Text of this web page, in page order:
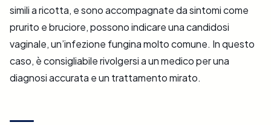
simili a ricotta, e sono accompagnate da sintomi come
prurito e bruciore, possono indicare una candidosi
vaginale, un’infezione fungina molto comune. In questo
caso, è consigliabile rivolgersi a un medico per una
diagnosi accurata e un trattamento mirato.